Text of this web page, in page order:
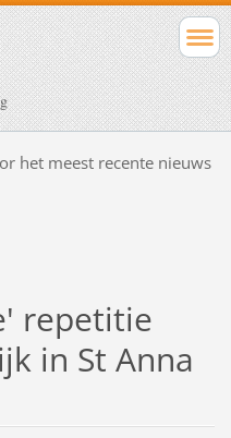
het meest recente nieuws
repetitie
in St Anna